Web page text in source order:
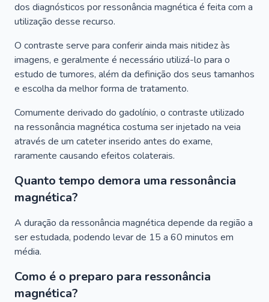
dos diagnósticos por ressonância magnética é feita com a
utilização desse recurso.
O contraste serve para conferir ainda mais nitidez às
imagens, e geralmente é necessário utilizá-lo para o
estudo de tumores, além da definição dos seus tamanhos
e escolha da melhor forma de tratamento.
Comumente derivado do gadolínio, o contraste utilizado
na ressonância magnética costuma ser injetado na veia
através de um cateter inserido antes do exame,
raramente causando efeitos colaterais.
Quanto tempo demora uma ressonância
magnética?
A duração da ressonância magnética depende da região a
ser estudada, podendo levar de 15 a 60 minutos em
média.
Como é o preparo para ressonância
magnética?